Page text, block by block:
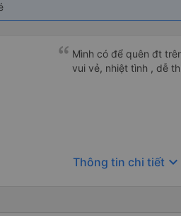
Mình có để quên đt
vui vẻ, nhiệt tình , dễ
Thông tin chi tiết keyboard_arrow_down